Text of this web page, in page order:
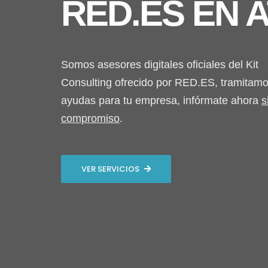
RED.ES EN
Somos asesores digitales oficiales del Kit
Consulting ofrecido por RED.ES,
ayudas para tu empresa, infórmate ahora
compromiso.
VER SERVICIOS